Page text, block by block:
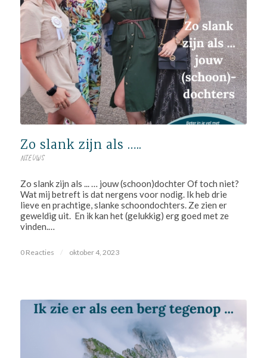
Zo slank zijn als …..
NIEUWS
Zo slank zijn als ... … jouw (schoon)dochter Of toch niet?
Wat mij betreft is dat nergens voor nodig. Ik heb drie
lieve en prachtige, slanke schoondochters. Ze zien er
geweldig uit. En ik kan het (gelukkig) erg goed met ze
vinden.…
0 Reacties / oktober 4, 2023